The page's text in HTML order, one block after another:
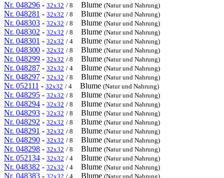
Nr. 048296 - 32x32 / 8 Blume (Natur und Nahrung)
Nr. 048281 - 32x32 / 8 Blume (Natur und Nahrung)
Nr. 048303 - 32x32 / 8 Blume (Natur und Nahrung)
Nr. 048302 - 32x32 / 8 Blume (Natur und Nahrung)
Nr. 048301 - 32x32 / 4 Blume (Natur und Nahrung)
Nr. 048300 - 32x32 / 8 Blume (Natur und Nahrung)
Nr. 048299 - 32x32 / 8 Blume (Natur und Nahrung)
Nr. 048287 - 32x32 / 4 Blume (Natur und Nahrung)
Nr. 048297 - 32x32 / 8 Blume (Natur und Nahrung)
Nr. 052111 - 32x32 / 4 Blume (Natur und Nahrung)
Nr. 048295 - 32x32 / 8 Blume (Natur und Nahrung)
Nr. 048294 - 32x32 / 8 Blume (Natur und Nahrung)
Nr. 048293 - 32x32 / 8 Blume (Natur und Nahrung)
Nr. 048292 - 32x32 / 8 Blume (Natur und Nahrung)
Nr. 048291 - 32x32 / 8 Blume (Natur und Nahrung)
Nr. 048290 - 32x32 / 8 Blume (Natur und Nahrung)
Nr. 048298 - 32x32 / 8 Blume (Natur und Nahrung)
Nr. 052134 - 32x32 / 4 Blume (Natur und Nahrung)
Nr. 048382 - 32x32 / 4 Blume (Natur und Nahrung)
Nr. 048383 - 32x32 / 4 Blume (Natur und Nahrung)